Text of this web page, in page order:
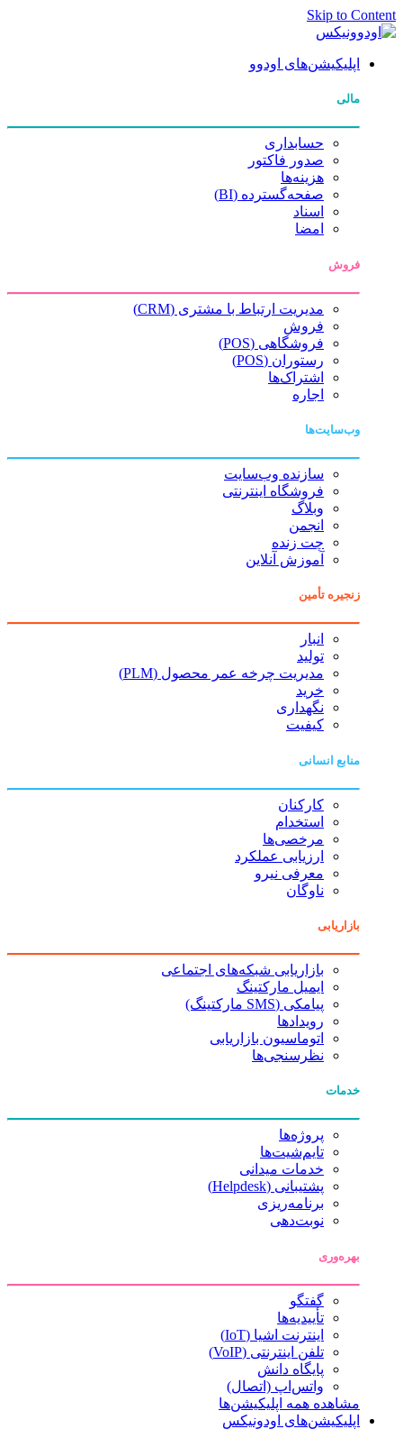
Skip to Content
اپلیکیشن‌های اودوو
مالی
حسابداری
صدور فاکتور
هزینه‌ها
صفحه‌گسترده (BI)
اسناد
امضا
فروش
مدیریت ارتباط با مشتری (CRM)
فروش
فروشگاهی (POS)
رستوران (POS)
اشتراک‌ها
اجاره
وب‌سایت‌ها
سازنده وب‌سایت
فروشگاه اینترنتی
وبلاگ
انجمن
چت زنده
آموزش آنلاین
زنجیره تأمین
انبار
تولید
مدیریت چرخه عمر محصول (PLM)
خرید
نگهداری
کیفیت
منابع انسانی
کارکنان
استخدام
مرخصی‌ها
ارزیابی عملکرد
معرفی نیرو
ناوگان
بازاریابی
بازاریابی شبکه‌های اجتماعی
ایمیل مارکتینگ
پیامکی (SMS مارکتینگ)
رویدادها
اتوماسیون بازاریابی
نظرسنجی‌ها
خدمات
پروژه‌ها
تایم‌شیت‌ها
خدمات میدانی
پشتیبانی (Helpdesk)
برنامه‌ریزی
نوبت‌دهی
بهره‌وری
گفتگو
تأییدیه‌ها
اینترنت اشیا (IoT)
تلفن اینترنتی (VoIP)
پایگاه دانش
واتس‌اپ (اتصال)
مشاهده همه اپلیکیشن‌ها
اپلیکیشن‌های اودونیکس